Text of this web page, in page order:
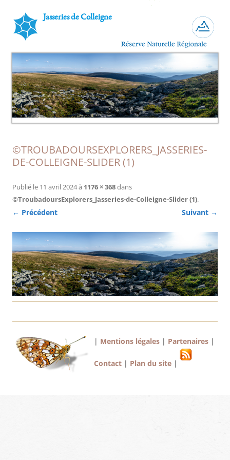
Jasseries de Colleigne
©TROUBADOURSEXPLORERS_JASSERIES-
DE-COLLEIGNE-SLIDER (1)
Publié le 11 avril 2024à 1176 × 368dans
©TroubadoursExplorers_Jasseries-de-Colleigne-Slider (1).
← Précédent Suivant →
| Mentions légales | Partenaires |
Contact | Plan du site |